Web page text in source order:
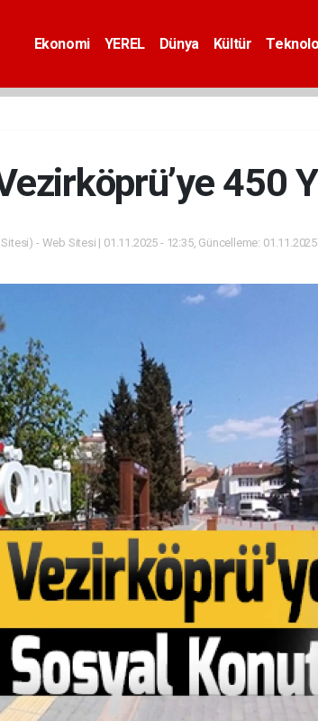
Ekonomi YEREL Dünya Kültür
450
- Web Sitesi | 01.11.2025 - 12:35, Güncelleme: